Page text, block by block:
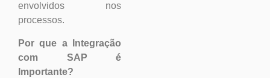
envolvidos nos
processos.
Por que a Integração
com SAP é
Importante?